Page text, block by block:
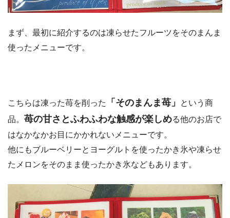
まず、最初に紹介するのは凍らせたフルーツをそのまんま
使ったメニューです。
こちらは凍った苺を削った 「そのまんま苺」
という商
品。 苺の甘さとふわふわな触感が楽しめる他のお店で
はなかなかお目にかかれないメニューです。
他にもブルーベリーとヨーグルトを使ったかき氷や凍らせ
たメロンをそのまま使ったかき氷などもあります。